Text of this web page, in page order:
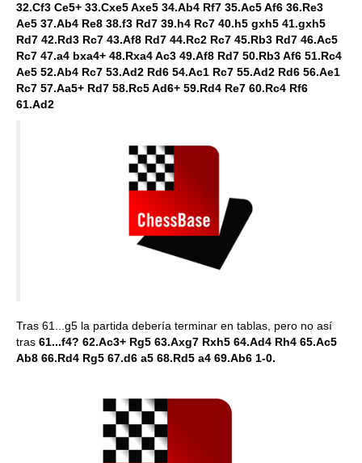
32.Cf3 Ce5+ 33.Cxe5 Axe5 34.Ab4 Rf7 35.Ac5 Af6 36.Re3
Ae5 37.Ab4 Re8 38.f3 Rd7 39.h4 Rc7 40.h5 gxh5 41.gxh5
Rd7 42.Rd3 Rc7 43.Af8 Rd7 44.Rc2 Rc7 45.Rb3 Rd7 46.Ac5
Rc7 47.a4 bxa4+ 48.Rxa4 Ac3 49.Af8 Rd7 50.Rb3 Af6 51.Rc4
Ae5 52.Ab4 Rc7 53.Ad2 Rd6 54.Ac1 Rc7 55.Ad2 Rd6 56.Ae1
Rc7 57.Aa5+ Rd7 58.Rc5 Ad6+ 59.Rd4 Re7 60.Rc4 Rf6
61.Ad2
Tras 61...g5 la partida debería terminar en tablas, pero no así
tras 61...f4? 62.Ac3+ Rg5 63.Axg7 Rxh5 64.Ad4 Rh4 65.Ac5
Ab8 66.Rd4 Rg5 67.d6 a5 68.Rd5 a4 69.Ab6 1-0.